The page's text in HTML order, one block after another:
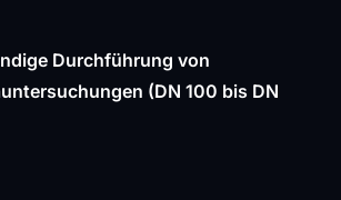
Durchführung von
(DN 100 bis DN